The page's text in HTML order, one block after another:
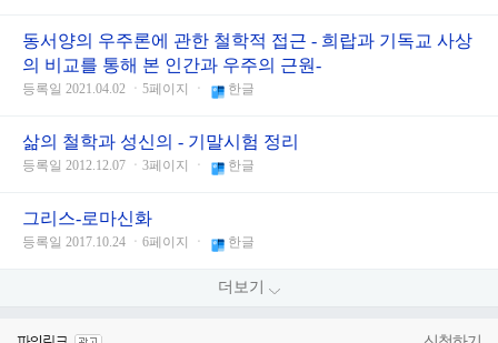
동서양의 우주론에 관한 철학적 접근 - 희랍과 기독교 사상
의 비교를 통해 본 인간과 우주의 근원-
등록일 2021.04.02 ㆍ5페이지 ㆍ 한글
삶의 철학과 성신의 - 기말시험 정리
등록일 2012.12.07 ㆍ3페이지 ㆍ 한글
그리스-로마신화
등록일 2017.10.24 ㆍ6페이지 ㆍ 한글
더보기